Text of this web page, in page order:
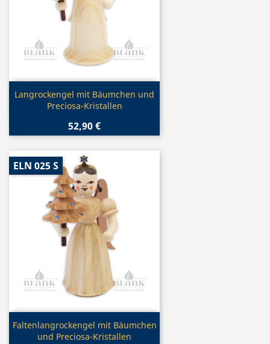
Vorschau
Langrockengel mit Bäumchen und
Preciosa-Kristallen
52,90 €
Vorschau
Faltenlangrockengel mit Bäumchen
und Preciosa-Kristallen
ELN 025 S